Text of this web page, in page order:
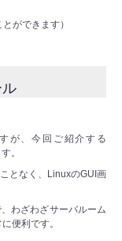
ができます）
が、今回ご紹介する
。
となく、LinuxのGUI画
わざわざサーバルーム
便利です。